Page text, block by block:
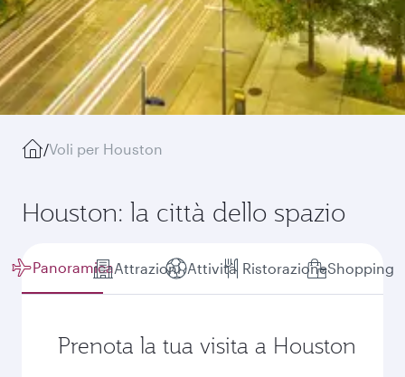
/Voli per Houston
Houston: la città dello spazio
PanoramicaAttrazioni Attività RistorazioneShopping
Prenota la tua visita a Houston